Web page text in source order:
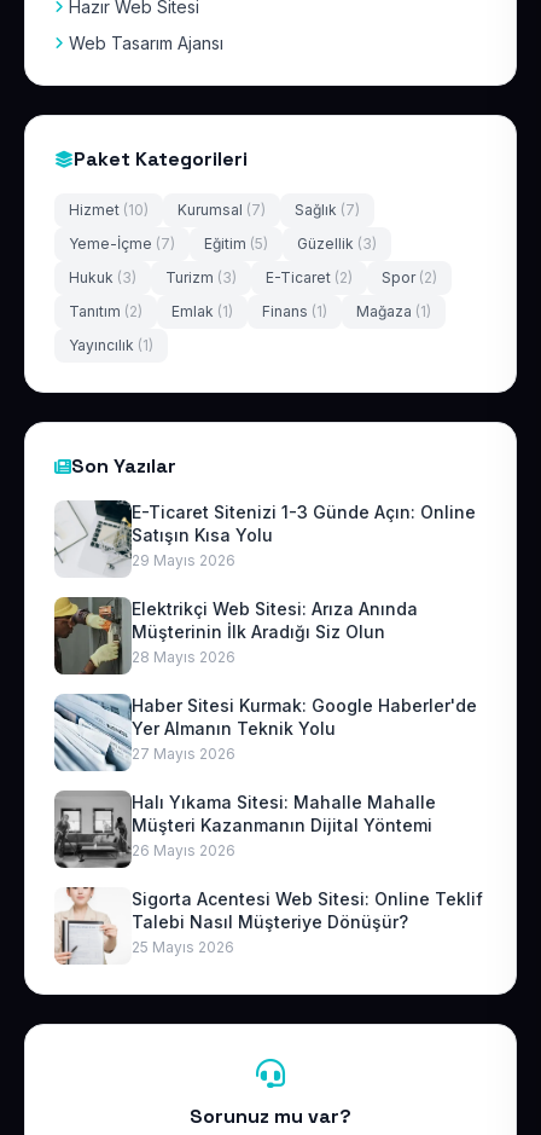
Hazır Web Sitesi
Web Tasarım Ajansı
Paket Kategorileri
Hizmet (10) Kurumsal (7) Sağlık (7)
Yeme-İçme (7) Eğitim (5) Güzellik (3)
Hukuk (3) Turizm (3) E-Ticaret (2) Spor (2)
Tanıtım (2) Emlak (1) Finans (1) Mağaza (1)
Yayıncılık (1)
Son Yazılar
E-Ticaret Sitenizi 1-3 Günde Açın: Online
Satışın Kısa Yolu
29 Mayıs 2026
Elektrikçi Web Sitesi: Arıza Anında
Müşterinin İlk Aradığı Siz Olun
28 Mayıs 2026
Haber Sitesi Kurmak: Google Haberler'de
Yer Almanın Teknik Yolu
27 Mayıs 2026
Halı Yıkama Sitesi: Mahalle Mahalle
Müşteri Kazanmanın Dijital Yöntemi
26 Mayıs 2026
Sigorta Acentesi Web Sitesi: Online Teklif
Talebi Nasıl Müşteriye Dönüşür?
25 Mayıs 2026
Sorunuz mu var?